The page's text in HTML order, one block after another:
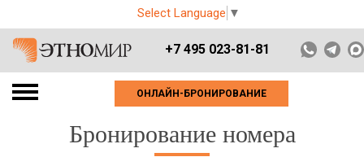
Select Language ▼
+7 495 023-81-81
ОНЛАЙН-БРОНИРОВАНИЕ
Бронирование номера